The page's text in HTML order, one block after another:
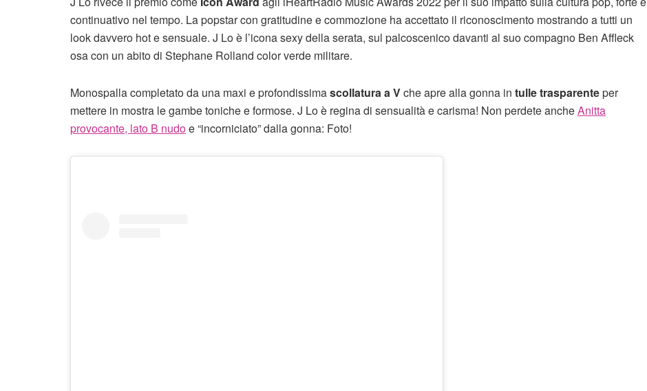
continuativo nel tempo. La popstar con gratitudine e commozione ha accettato il riconoscimento mostrando a tutti un
look davvero hot e sensuale. J Lo è l’icona sexy della serata, sul palcoscenico davanti al suo compagno Ben Affleck
osa con un abito di Stephane Rolland color verde militare.
Monospalla completato da una maxi e profondissimascollatura a Vche apre alla gonna in tulle trasparenteper
mettere in mostra le gambe toniche e formose. J Lo è regina di sensualità e carisma! Non perdete ancheAnitta
provocante, lato B nudoe “incorniciato” dalla gonna: Foto!